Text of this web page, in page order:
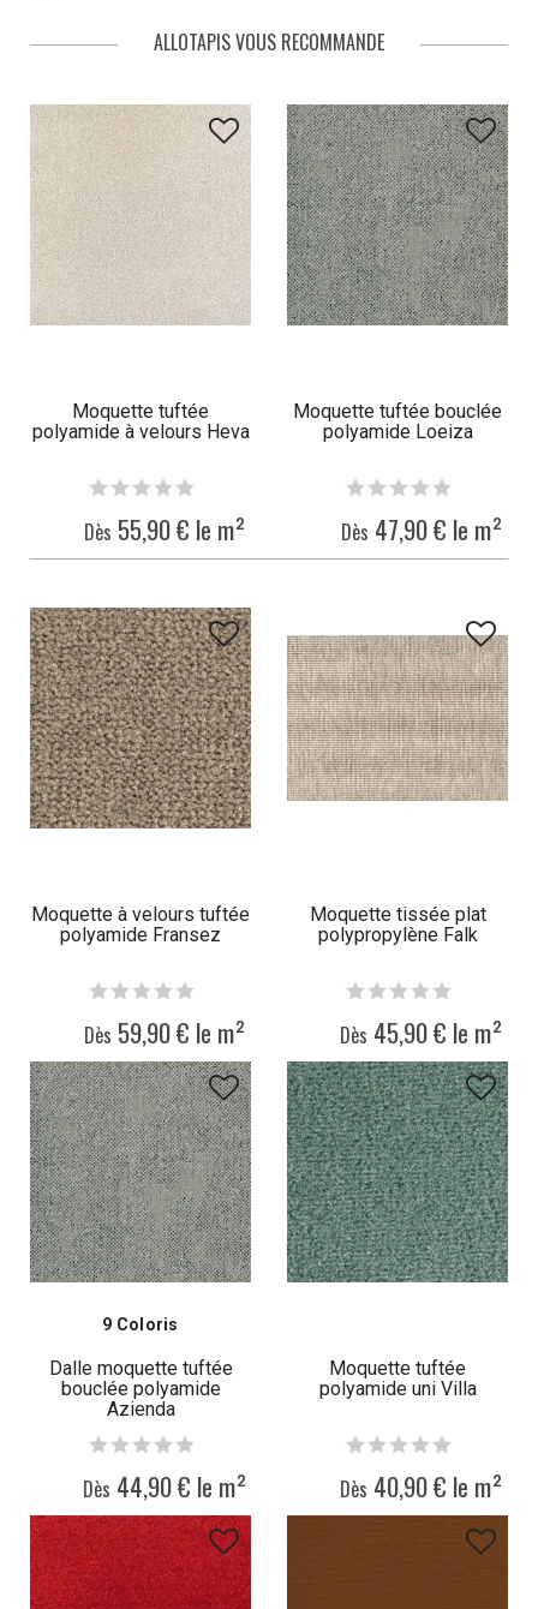
mieux à ses besoins. Il pourra surtout opter pour un modèle selon son
ALLOTAPIS VOUS RECOMMANDE
Moquette tuftée
polyamide à velours Heva
Dès 55,90 € le m²
Moquette tuftée bouclée
polyamide Loeiza
Dès 47,90 € le m²
Moquette à velours tuftée
polyamide Fransez
Dès 59,90 € le m²
Moquette tissée plat
polypropylène Falk
Dès 45,90 € le m²
9 Coloris
Dalle moquette tuftée
bouclée polyamide
Azienda
Dès 44,90 € le m²
Moquette tuftée
polyamide uni Villa
Dès 40,90 € le m²